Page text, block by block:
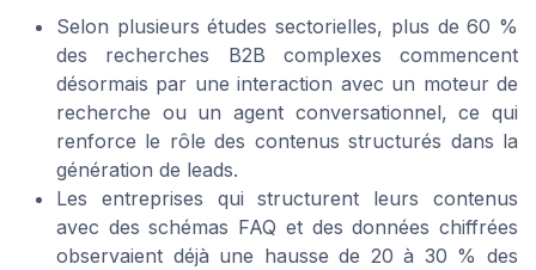
Selon plusieurs études sectorielles, plus de 60 %
des recherches B2B complexes commencent
désormais par une interaction avec un moteur de
recherche ou un agent conversationnel, ce qui
renforce le rôle des contenus structurés dans la
génération de leads.
Les entreprises qui structurent leurs contenus
avec des schémas FAQ et des données chiffrées
observaient déjà une hausse de 20 à 30 % des